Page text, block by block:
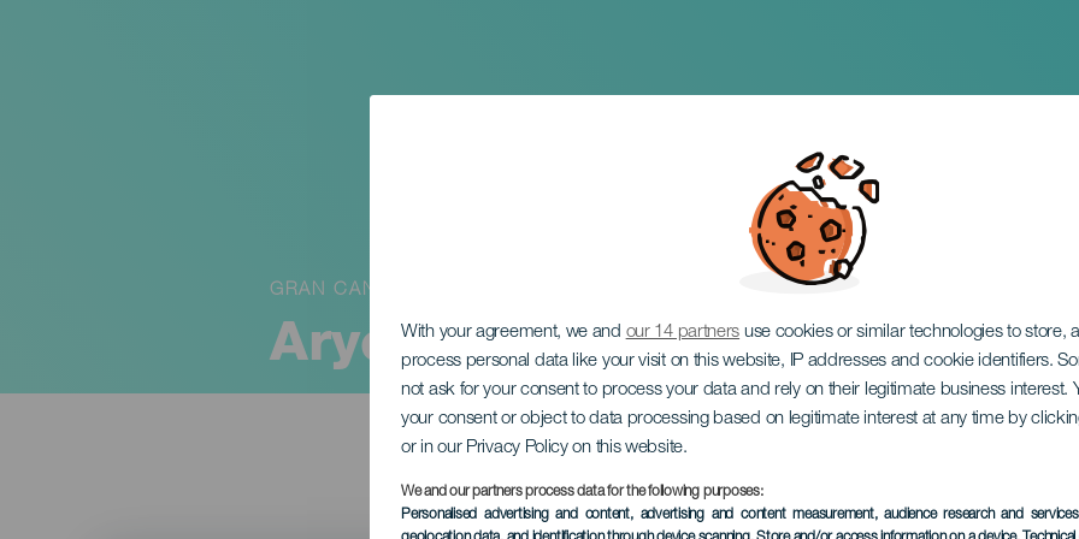
With your agreement, we and our 14 partners use cookies or similar technologies to store,
process personal data like your visit on this website, IP addresses and cookie identifiers.
not ask for your consent to process your data and rely on their legitimate business interest.
your consent or object to data processing based on legitimate interest at any time by
or in our Privacy Policy on this website.
We and our partners process data for the following purposes:
Personalised advertising and content, advertising and content measurement, audience research and
Aryel Altamar: Hipnosis de
GRAN CANARIA
EVENTO PASADO